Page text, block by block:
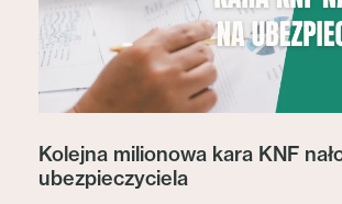
Kolejna milionowa kara KNF
ubezpieczyciela